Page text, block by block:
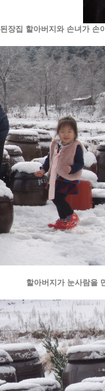
된장집 할아버지와 손녀가 손
할아버지가 눈사람을